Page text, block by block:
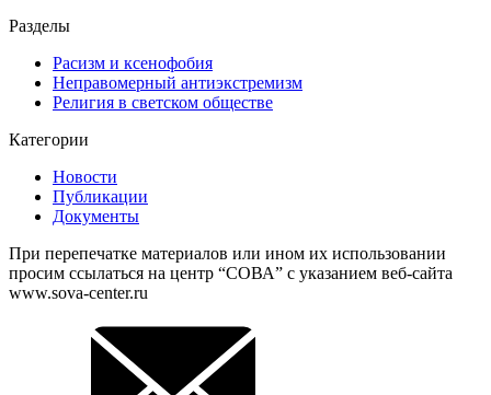
Разделы
Расизм и ксенофобия
Неправомерный антиэкстремизм
Религия в светском обществе
Категории
Новости
Публикации
Документы
При перепечатке материалов или ином их использовании
просим ссылаться на центр “СОВА” с указанием веб-сайта
www.sova-center.ru